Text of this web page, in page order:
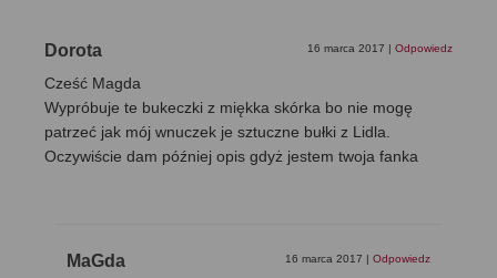
Dorota 16 marca 2017 | Odpowiedz
Cześć Magda
Wypróbuje te bukeczki z miękka skórka bo nie mogę
patrzeć jak mój wnuczek je sztuczne bułki z Lidla.
Oczywiście dam później opis gdyż jestem twoja fanka
MaGda 16 marca 2017 | Odpowiedz